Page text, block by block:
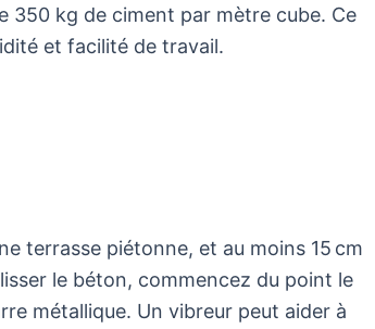
350 kg de ciment par mètre cube. Ce
et facilité de travail.
terrasse piétonne, et au moins 15 cm
le béton, commencez du point le
métallique. Un vibreur peut aider à